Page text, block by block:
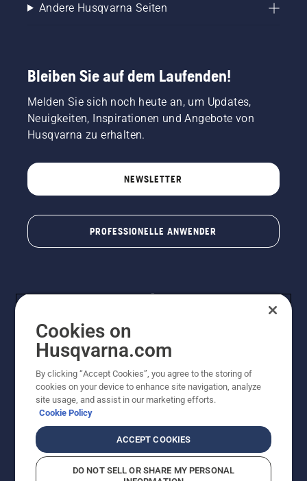
Andere Husqvarna Seiten
Bleiben Sie auf dem Laufenden!
Melden Sie sich noch heute an, um Updates,
Neuigkeiten, Inspirationen und Angebote von
Husqvarna zu erhalten.
NEWSLETTER
PROFESSIONELLE ANWENDER
© Husqvarna® AB (publ). Alle Rechte vorbehalten. Die
Preisangaben sind unverbindliche Preisempfehlungen
von Husqvarna Schweiz AG an den teilnehmenden
Fachhandel, Preise in CHF inklusive 8,1% MWST und
unverbindliche Preisempfehlungen (inkl. MwSt), es sei
denn sie sind für den direkten Kauf verfügbar.
Cookie-RichtlinieNutzungsbedingungen Datenschutzerklärung
Cookies on
Husqvarna.com
By clicking “Accept Cookies”, you agree to the storing of
cookies on your device to enhance site navigation, analyze
site usage, and assist in our marketing efforts.
Cookie Policy
ACCEPT COOKIES
DO NOT SELL OR SHARE MY PERSONAL